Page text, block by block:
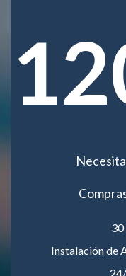
30
Instalación de